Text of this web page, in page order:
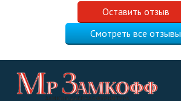
Оставить отзыв
Смотреть все отзывы